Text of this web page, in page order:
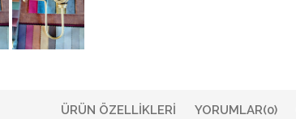
ÜRÜN ÖZELLIKLERI YORUMLAR(0)